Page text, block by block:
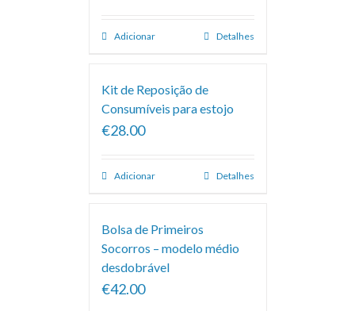
Adicionar Detalhes
Kit de Reposição de
Consumíveis para estojo
€28.00
Adicionar Detalhes
Bolsa de Primeiros
Socorros – modelo médio
desdobrável
€42.00